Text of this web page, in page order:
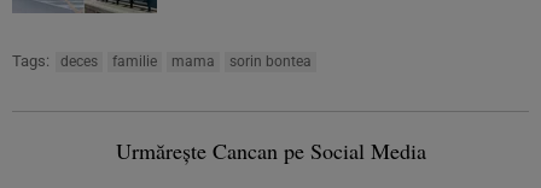
Tags: deces familie mama sorin bontea
Urmărește Cancan pe Social Media